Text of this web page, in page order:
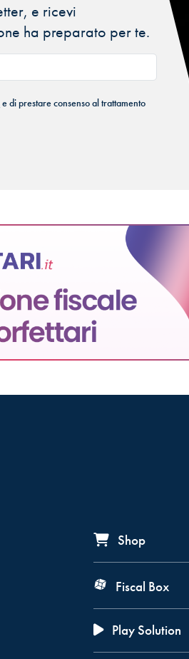
e ricevi
ha preparato per te.
e di prestare consenso al trattamento
Shop
Fiscal Box
Play Solution